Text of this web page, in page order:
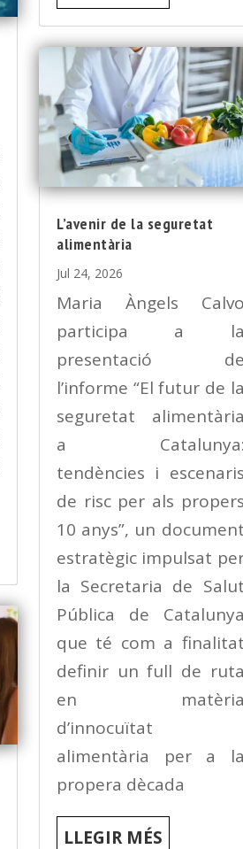
L’avenir de la seguretat
alimentària
Jul 24, 2026
Maria Àngels
participa a
presentació
l’informe “El futur de
seguretat
a
tendències i
de risc per als
10 anys”, un
estratègic impulsat
la Secretaria de
Pública de
que té com a
definir un full de
en
d’innocuïtat
alimentària per a
propera dècada
LLEGIR MÉS